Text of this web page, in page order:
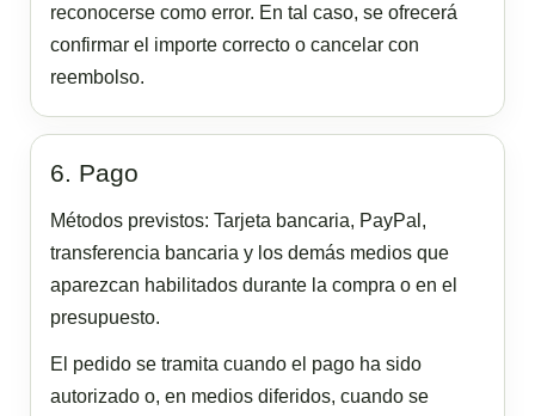
reconocerse como error. En tal caso, se ofrecerá
confirmar el importe correcto o cancelar con
reembolso.
6. Pago
Métodos previstos: Tarjeta bancaria, PayPal,
transferencia bancaria y los demás medios que
aparezcan habilitados durante la compra o en el
presupuesto.
El pedido se tramita cuando el pago ha sido
autorizado o, en medios diferidos, cuando se